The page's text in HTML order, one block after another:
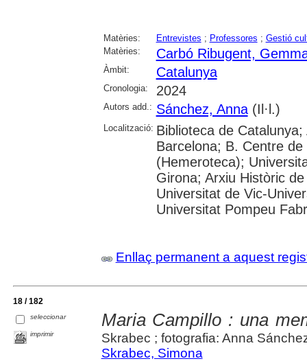
Matèries: Entrevistes ; Professores ; Gestió
Matèries:
Carbó Ribugent,
Àmbit: Catalunya
Cronologia: 2024
Autors add.: Sánchez, Anna(Il·l.)
Localització: Biblioteca de
Barcelona; B. Centre
(Hemeroteca);
Girona; Arxiu Històric
Universitat de Vic-
Universitat Pompeu
Enllaç permanent a aquest
18 / 182
seleccionar
imprimir
Maria Campillo : una
Skrabec ; fotografia: Anna
Skrabec, Simona